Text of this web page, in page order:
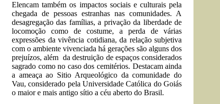
Elencam também os impactos sociais e culturais pela
chegada de pessoas estranhas nas comunidades. A
desagregação das famílias, a privação da liberdade de
locomoção como de costume, a perda de várias
expressões da vivência cotidiana, da relação subjetiva
com o ambiente vivenciada há gerações são alguns dos
prejuízos, além da destruição de espaços considerados
sagrado como no caso dos cemitérios. Destacam ainda
a ameaça ao Sitio Arqueológico da comunidade do
Vau, considerado pela Universidade Católica do Goiás
o maior e mais antigo sítio a céu aberto do Brasil.